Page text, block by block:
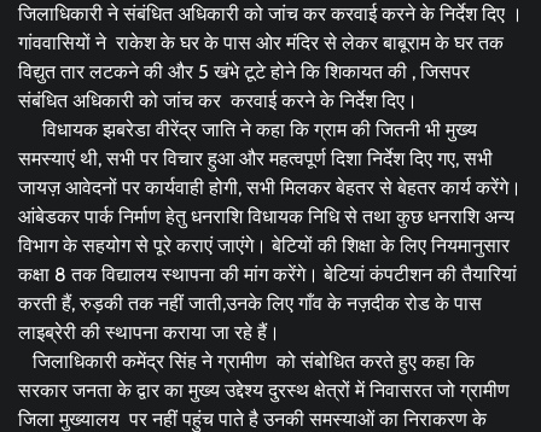
जिलाधिकारी ने संबंधित अधिकारी को जांच कर करवाई करने के निर्देश दिए ।
गांववासियों ने राकेश के घर के पास ओर मंदिर से लेकर बाबूराम के घर तक
विद्युत तार लटकने की और 5 खंभे टूटे होने कि शिकायत की , जिसपर
संबंधित अधिकारी को जांच कर करवाई करने के निर्देश दिए।
विधायक झबरेडा वीरेंद्र जाति ने कहा कि ग्राम की जितनी भी मुख्य
समस्याएं थी, सभी पर विचार हुआ और महत्वपूर्ण दिशा निर्देश दिए गए, सभी
जायज़ आवेदनों पर कार्यवाही होगी, सभी मिलकर बेहतर से बेहतर कार्य करेंगे।
आंबेडकर पार्क निर्माण हेतु धनराशि विधायक निधि से तथा कुछ धनराशि अन्य
विभाग के सहयोग से पूरे कराएं जाएंगे। बेटियों की शिक्षा के लिए नियमानुसार
कक्षा 8 तक विद्यालय स्थापना की मांग करेंगे। बेटियां कंपटीशन की तैयारियां
करती हैं, रुड़की तक नहीं जाती,उनके लिए गाँव के नज़दीक रोड के पास
लाइब्रेरी की स्थापना कराया जा रहे हैं।
जिलाधिकारी कमेंद्र सिंह ने ग्रामीण को संबोधित करते हुए कहा कि
सरकार जनता के द्वार का मुख्य उद्देश्य दुरस्थ क्षेत्रों में निवासरत जो ग्रामीण
जिला मुख्यालय पर नहीं पहुंच पाते है उनकी समस्याओं का निराकरण के